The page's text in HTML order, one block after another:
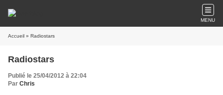
MENU
Accueil » Radiostars
Radiostars
Publié le 25/04/2012 à 22:04
Par Chris